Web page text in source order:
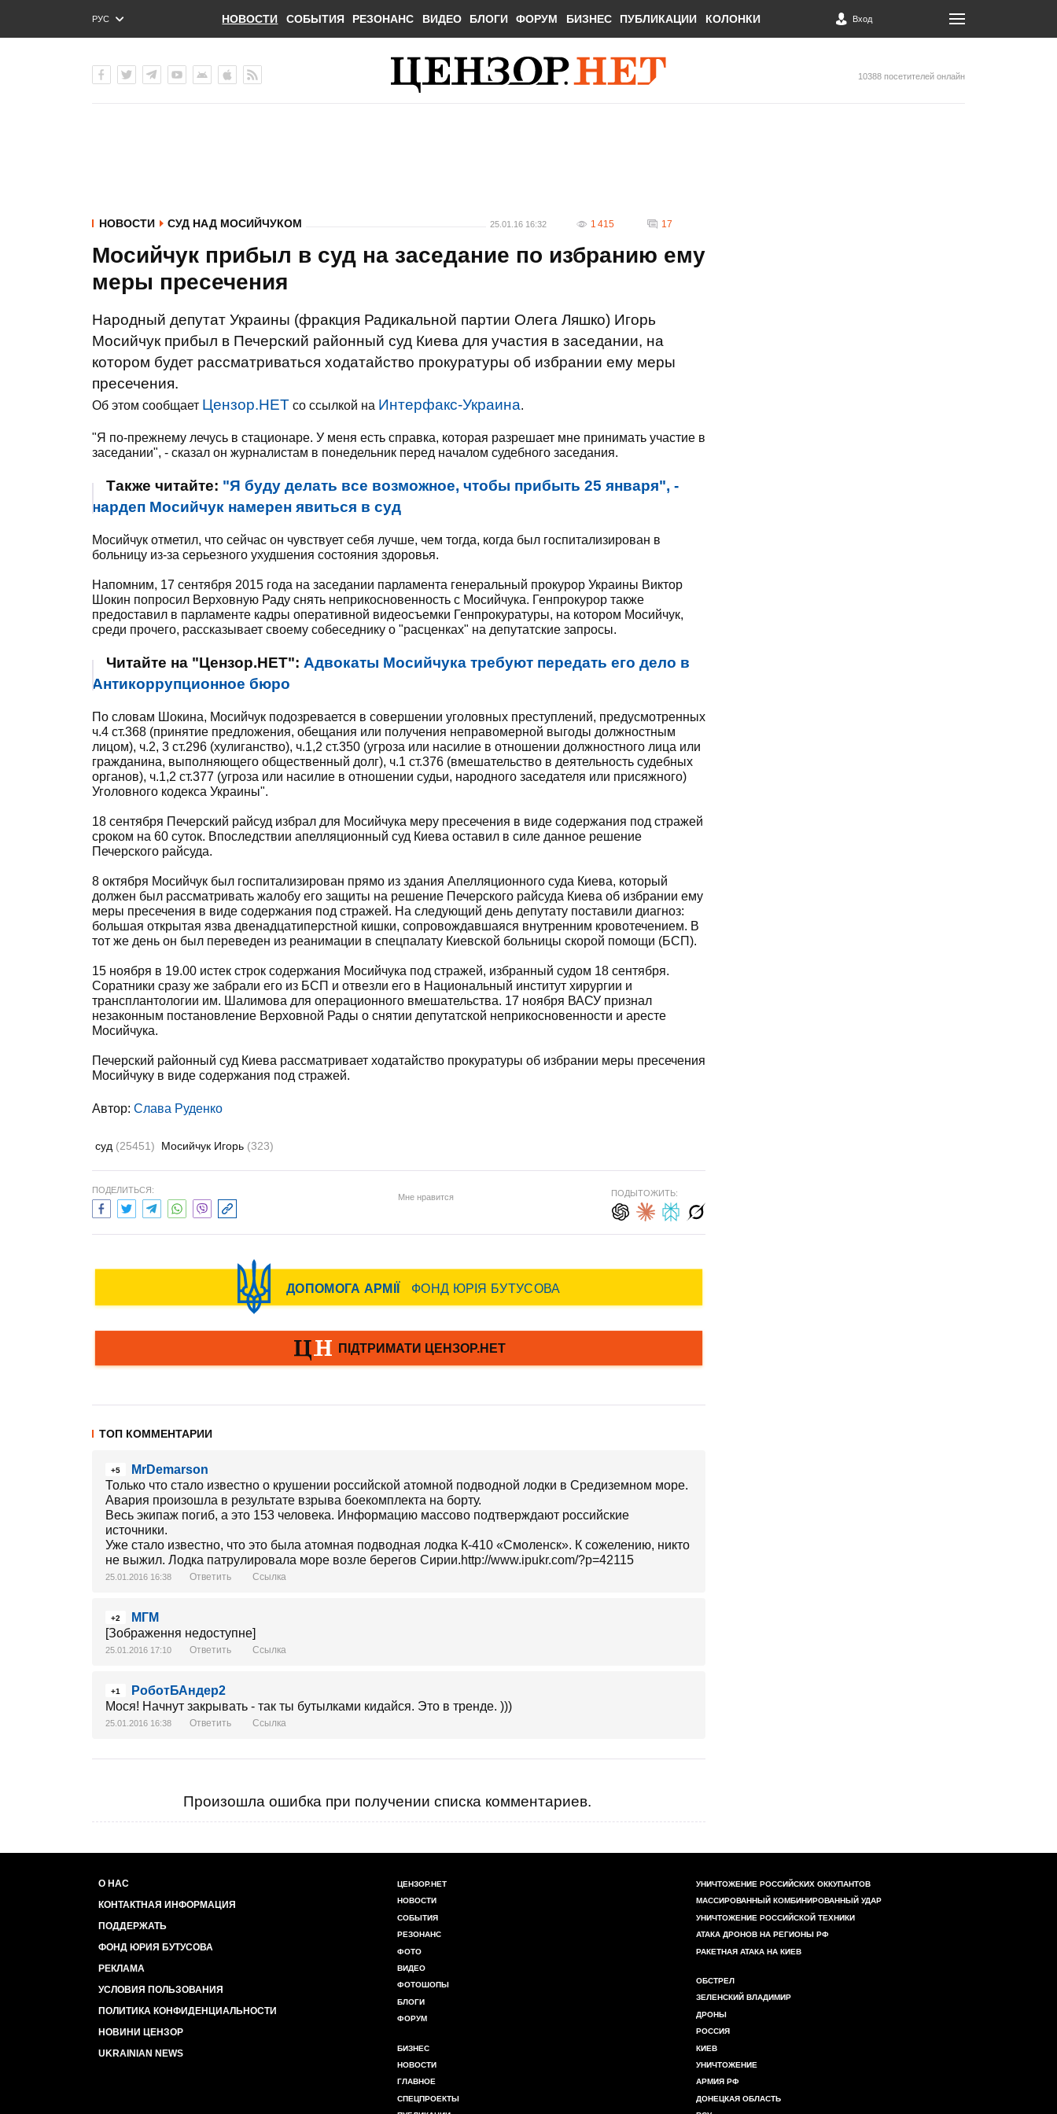
РУС
ENG
НОВОСТИ СОБЫТИЯ РЕЗОНАНС ВИДЕО БЛОГИ ФОРУМ БИЗНЕС ПУБЛИКАЦИИ КОЛОНКИ Вход
10388 посетителей онлайн
НОВОСТИ СУД НАД МОСИЙЧУКОМ 25.01.16 16:32 1 415 17
Мосийчук прибыл в суд на заседание по избранию ему
меры пресечения
Народный депутат Украины (фракция Радикальной партии Олега Ляшко) Игорь
Мосийчук прибыл в Печерский районный суд Киева для участия в заседании, на
котором будет рассматриваться ходатайство прокуратуры об избрании ему меры
пресечения.
Об этом сообщает Цензор.НЕТ со ссылкой на Интерфакс-Украина.
"Я по-прежнему лечусь в стационаре. У меня есть справка, которая разрешает мне принимать участие в
заседании", - сказал он журналистам в понедельник перед началом судебного заседания.
Также читайте: "Я буду делать все возможное, чтобы прибыть 25 января", -
нардеп Мосийчук намерен явиться в суд
Мосийчук отметил, что сейчас он чувствует себя лучше, чем тогда, когда был госпитализирован в
больницу из-за серьезного ухудшения состояния здоровья.
Напомним, 17 сентября 2015 года на заседании парламента генеральный прокурор Украины Виктор
Шокин попросил Верховную Раду снять неприкосновенность с Мосийчука. Генпрокурор также
предоставил в парламенте кадры оперативной видеосъемки Генпрокуратуры, на котором Мосийчук,
среди прочего, рассказывает своему собеседнику о "расценках" на депутатские запросы.
Читайте на "Цензор.НЕТ": Адвокаты Мосийчука требуют передать его дело в
Антикоррупционное бюро
По словам Шокина, Мосийчук подозревается в совершении уголовных преступлений, предусмотренных
ч.4 ст.368 (принятие предложения, обещания или получения неправомерной выгоды должностным
лицом), ч.2, 3 ст.296 (хулиганство), ч.1,2 ст.350 (угроза или насилие в отношении должностного лица или
гражданина, выполняющего общественный долг), ч.1 ст.376 (вмешательство в деятельность судебных
органов), ч.1,2 ст.377 (угроза или насилие в отношении судьи, народного заседателя или присяжного)
Уголовного кодекса Украины".
18 сентября Печерский райсуд избрал для Мосийчука меру пресечения в виде содержания под стражей
сроком на 60 суток. Впоследствии апелляционный суд Киева оставил в силе данное решение
Печерского райсуда.
8 октября Мосийчук был госпитализирован прямо из здания Апелляционного суда Киева, который
должен был рассматривать жалобу его защиты на решение Печерского райсуда Киева об избрании ему
меры пресечения в виде содержания под стражей. На следующий день депутату поставили диагноз:
большая открытая язва двенадцатиперстной кишки, сопровождавшаяся внутренним кровотечением. В
тот же день он был переведен из реанимации в спецпалату Киевской больницы скорой помощи (БСП).
15 ноября в 19.00 истек строк содержания Мосийчука под стражей, избранный судом 18 сентября.
Соратники сразу же забрали его из БСП и отвезли его в Национальный институт хирургии и
трансплантологии им. Шалимова для операционного вмешательства. 17 ноября ВАСУ признал
незаконным постановление Верховной Рады о снятии депутатской неприкосновенности и аресте
Мосийчука.
Печерский районный суд Киева рассматривает ходатайство прокуратуры об избрании меры пресечения
Мосийчуку в виде содержания под стражей.
Автор: Слава Руденко
суд (25451) Мосийчук Игорь (323)
ПОДЕЛИТЬСЯ:
Мне нравится ПОДЫТОЖИТЬ:
ТОП КОММЕНТАРИИ
+5
MrDemarson
Только что стало известно о крушении российской атомной подводной лодки в Средиземном море.
Авария произошла в результате взрыва боекомплекта на борту.
Весь экипаж погиб, а это 153 человека. Информацию массово подтверждают российские
источники.
Уже стало известно, что это была атомная подводная лодка К-410 «Смоленск». К сожелению, никто
не выжил. Лодка патрулировала море возле берегов Сирии.http://www.ipukr.com/?p=42115
25.01.2016 16:38 Ответить Ссылка
+2
МГМ
[Зображення недоступне]
25.01.2016 17:10 Ответить Ссылка
+1
РоботБАндер2
Мося! Начнут закрывать - так ты бутылками кидайся. Это в тренде. )))
25.01.2016 16:38 Ответить Ссылка
Произошла ошибка при получении списка комментариев.
О НАС
КОНТАКТНАЯ ИНФОРМАЦИЯ
ПОДДЕРЖАТЬ
ФОНД ЮРИЯ БУТУСОВА
РЕКЛАМА
УСЛОВИЯ ПОЛЬЗОВАНИЯ
ПОЛИТИКА КОНФИДЕНЦИАЛЬНОСТИ
НОВИНИ ЦЕНЗОР
UKRAINIAN NEWS
ЦЕНЗОР.НЕТ
НОВОСТИ
СОБЫТИЯ
РЕЗОНАНС
ФОТО
ВИДЕО
ФОТОШОПЫ
БЛОГИ
ФОРУМ
БИЗНЕС
НОВОСТИ
ГЛАВНОЕ
СПЕЦПРОЕКТЫ
УНИЧТОЖЕНИЕ РОССИЙСКИХ ОККУПАНТОВ
МАССИРОВАННЫЙ КОМБИНИРОВАННЫЙ УДАР
УНИЧТОЖЕНИЕ РОССИЙСКОЙ ТЕХНИКИ
АТАКА ДРОНОВ НА РЕГИОНЫ РФ
РАКЕТНАЯ АТАКА НА КИЕВ
ОБСТРЕЛ
ЗЕЛЕНСКИЙ ВЛАДИМИР
ДРОНЫ
РОССИЯ
КИЕВ
УНИЧТОЖЕНИЕ
АРМИЯ РФ
ДОНЕЦКАЯ ОБЛАСТЬ